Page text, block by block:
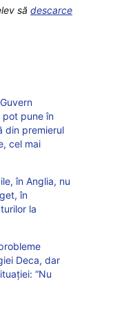
să descarce
pot pune în
din premierul
cel mai
în Anglia, nu
în
la
Deca, dar
“Nu